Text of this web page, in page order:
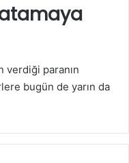
verdiği paranın
bugün de yarın da